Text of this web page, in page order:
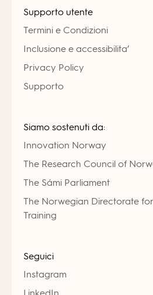
Supporto utente
Termini e Condizioni
Inclusione e accessibilita’
Privacy Policy
Supporto
Siamo sostenuti da:
Innovation Norway
The Research Council of
The Sámi Parliament
The Norwegian Directorate
Training
Seguici
Instagram
LinkedIn